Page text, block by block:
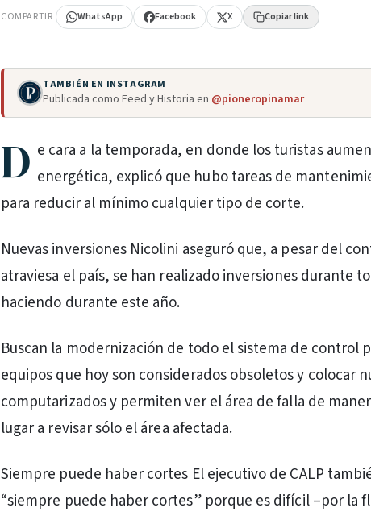
COMPARTIR WhatsApp Facebook X Copiar link
TAMBIÉN EN INSTAGRAM
Publicada como Feed y Historia en @pioneropinamar
D e cara a la temporada, en donde los turistas
energética, explicó que hubo tareas de
para reducir al mínimo cualquier tipo de corte.
Nuevas inversiones Nicolini aseguró que, a pesar del
atraviesa el país, se han realizado inversiones durante
haciendo durante este año.
Buscan la modernización de todo el sistema de control
equipos que hoy son considerados obsoletos y colocar
computarizados y permiten ver el área de falla de
lugar a revisar sólo el área afectada.
Siempre puede haber cortes El ejecutivo de CALP
“siempre puede haber cortes” porque es difícil –por la